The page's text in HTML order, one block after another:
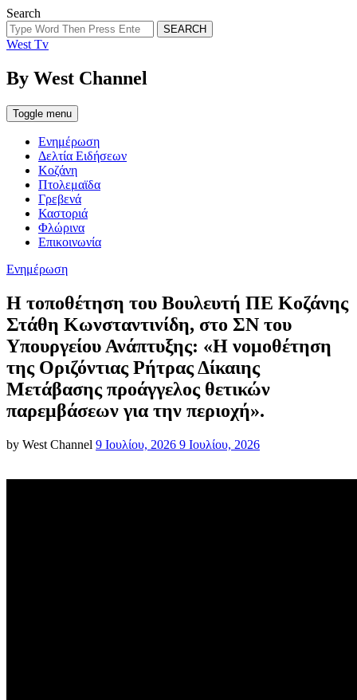
Search
SEARCH
West Tv
By West Channel
Toggle menu
Ενημέρωση
Δελτία Ειδήσεων
Κοζάνη
Πτολεμαϊδα
Γρεβενά
Καστοριά
Φλώρινα
Επικοινωνία
Categories
Ενημέρωση
Η τοποθέτηση του Βουλευτή ΠΕ Κοζάνης
Στάθη Κωνσταντινίδη, στο ΣΝ του
Υπουργείου Ανάπτυξης: «Η νομοθέτηση
της Οριζόντιας Ρήτρας Δίκαιης
Μετάβασης προάγγελος θετικών
παρεμβάσεων για την περιοχή».
by West Channel Posted
9 Ιουλίου, 2026 9 Ιουλίου, 2026